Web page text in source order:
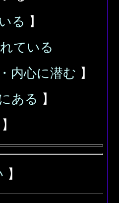
る 】
ている
内心に潜む 】
ある 】
】
】